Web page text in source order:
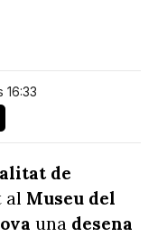
16:33
de
al Museu del
una desena